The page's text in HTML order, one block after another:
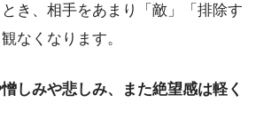
き、相手をあまり「敵」「排除す
なくなります。
しみや悲しみ、また絶望感は軽く